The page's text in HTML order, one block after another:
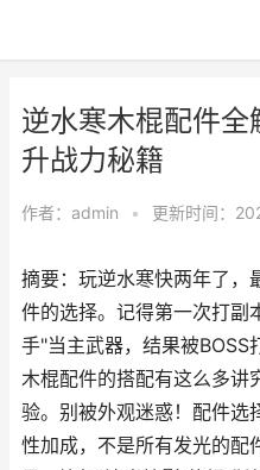
逆水寒木棍配件
升战力秘籍
作者： admin • 更新时间：
摘要：玩逆水寒快两年了，
件的选择。记得第一次打副
手"当主武器，结果被
木棍配件的搭配有这么多讲
验。别被外观迷惑！配件选
性加成，不是所有发光的配